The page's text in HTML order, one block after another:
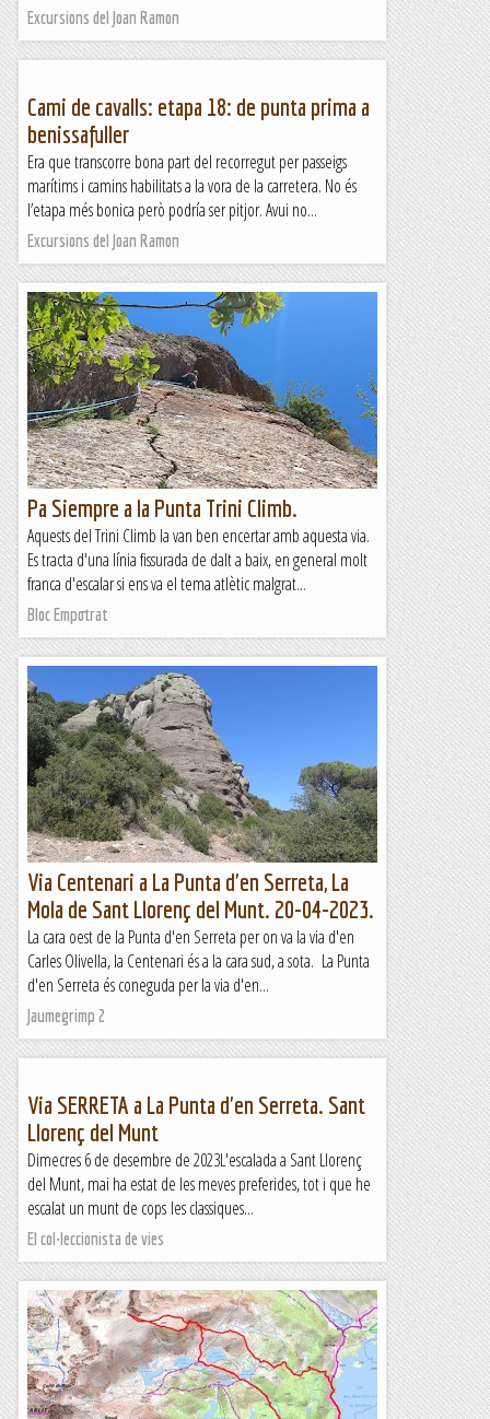
Excursions del Joan Ramon
Cami de cavalls: etapa 18: de punta prima a
benissafuller
Era que transcorre bona part del recorregut per passeigs
marítims i camins habilitats a la vora de la carretera. No és
l’etapa més bonica però podría ser pitjor. Avui no...
Excursions del Joan Ramon
Pa Siempre a la Punta Trini Climb.
Aquests del Trini Climb la van ben encertar amb aquesta via.
Es tracta d'una línia fissurada de dalt a baix, en general molt
franca d'escalar si ens va el tema atlètic malgrat...
Bloc Empotrat
Via Centenari a La Punta d'en Serreta, La
Mola de Sant Llorenç del Munt. 20-04-2023.
La cara oest de la Punta d'en Serreta per on va la via d'en
Carles Olivella, la Centenari és a la cara sud, a sota. La Punta
d'en Serreta és coneguda per la via d'en...
Jaumegrimp 2
Via SERRETA a La Punta d'en Serreta. Sant
Llorenç del Munt
Dimecres 6 de desembre de 2023L'escalada a Sant Llorenç
del Munt, mai ha estat de les meves preferides, tot i que he
escalat un munt de cops les classiques...
El col·leccionista de vies